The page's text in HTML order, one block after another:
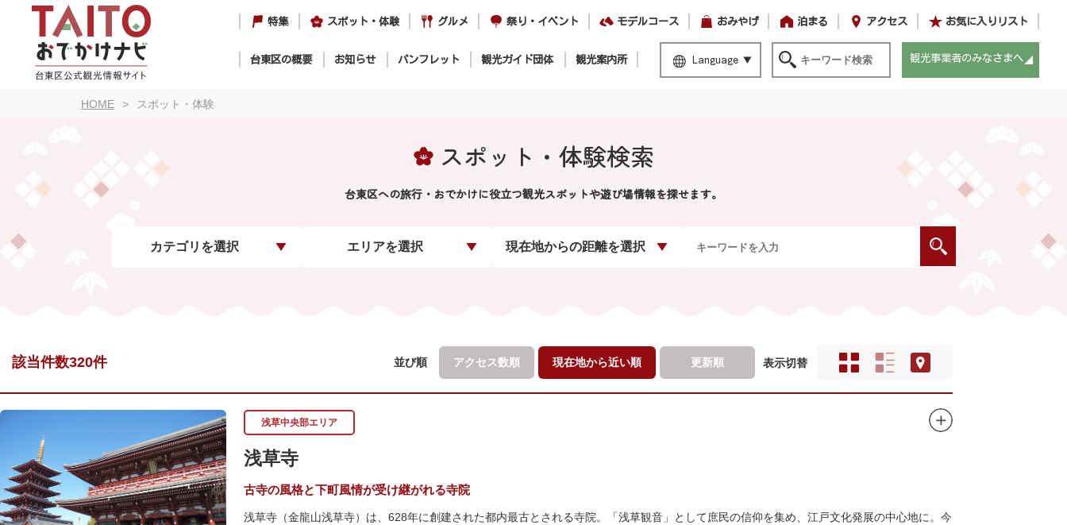
特集 スポット・体験 グルメ 祭り・イベント モデルコース おみやげ 泊まる アクセス お気に入りリスト
台東区の概要 お知らせ パンフレット 観光ガイド団体 観光案内所 Language 観光事業者のみなさまへ
HOME スポット・体験
スポット・体験検索
台東区への旅行・おでかけに役立つ観光スポットや遊び場情報を探せます。
カテゴリを選択 エリアを選択 現在地からの距離を選択
該当件数320件 並び順 アクセス数順 現在地から近い順 更新順 表示切替
浅草中央部エリア
浅草寺
古寺の風格と下町風情が受け継がれる寺院
浅草寺（金龍山浅草寺）は、628年に創建された都内最古とされる寺院。「浅草観音」として庶民の信仰を集め、江戸文化発展の中心地に。今